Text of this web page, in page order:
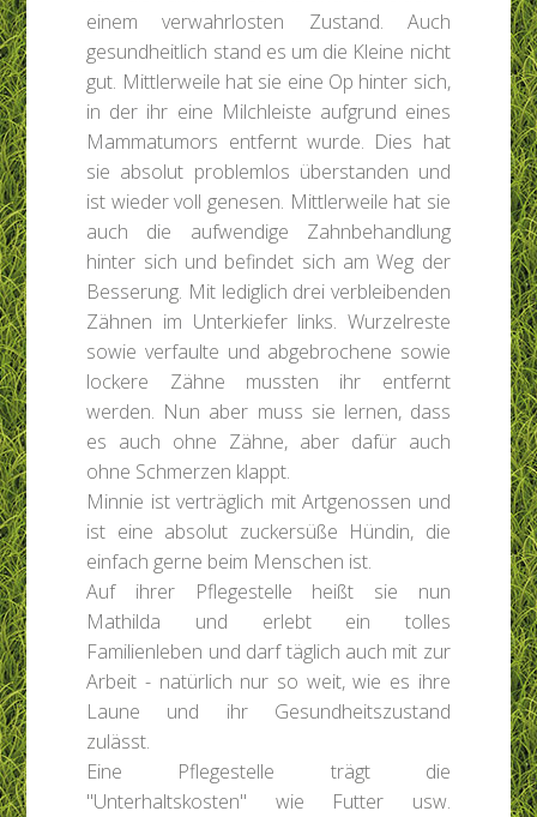
einem verwahrlosten Zustand. Auch
gesundheitlich stand es um die Kleine nicht
gut. Mittlerweile hat sie eine Op hinter sich,
in der ihr eine Milchleiste aufgrund eines
Mammatumors entfernt wurde. Dies hat
sie absolut problemlos überstanden und
ist wieder voll genesen. Mittlerweile hat sie
auch die aufwendige Zahnbehandlung
hinter sich und befindet sich am Weg der
Besserung. Mit lediglich drei verbleibenden
Zähnen im Unterkiefer links. Wurzelreste
sowie verfaulte und abgebrochene sowie
lockere Zähne mussten ihr entfernt
werden. Nun aber muss sie lernen, dass
es auch ohne Zähne, aber dafür auch
ohne Schmerzen klappt.
Minnie ist verträglich mit Artgenossen und
ist eine absolut zuckersüße Hündin, die
einfach gerne beim Menschen ist.
Auf ihrer Pflegestelle heißt sie nun
Mathilda und erlebt ein tolles
Familienleben und darf täglich auch mit zur
Arbeit - natürlich nur so weit, wie es ihre
Laune und ihr Gesundheitszustand
zulässt.
Eine Pflegestelle trägt die
"Unterhaltskosten" wie Futter usw.